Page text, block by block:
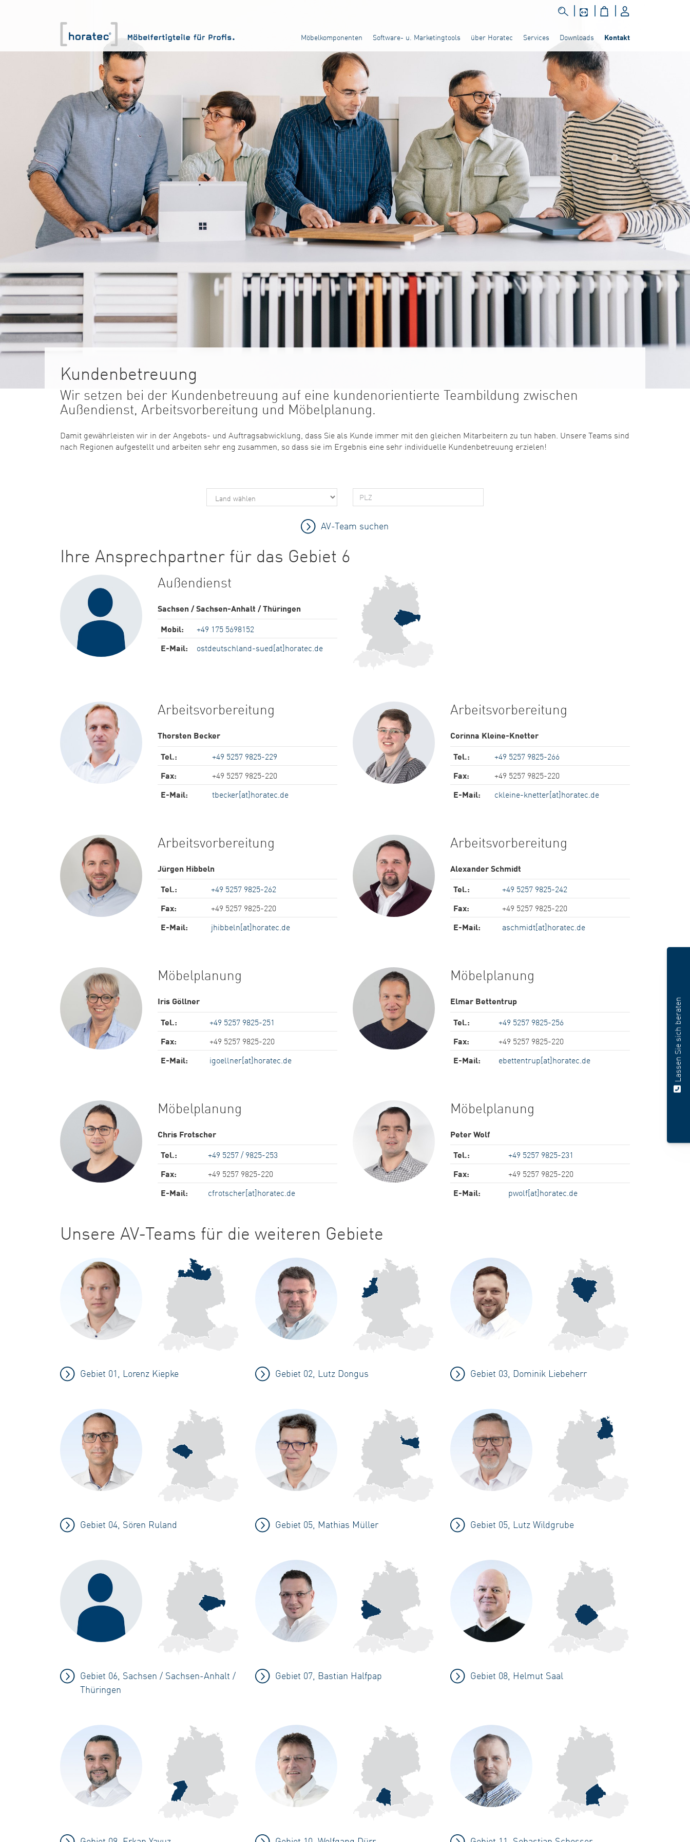
Möbelkomponenten Software- u. Marketingtools über Horatec Services Downloads Kontakt
Kundenbetreuung
Wir setzen bei der Kundenbetreuung auf eine kundenorientierte Teambildung zwischen
Außendienst, Arbeitsvorbereitung und Möbelplanung.
Damit gewährleisten wir in der Angebots- und Auftragsabwicklung, dass Sie als Kunde immer mit den gleichen Mitarbeitern zu tun haben. Unsere Teams sind
nach Regionen aufgestellt und arbeiten sehr eng zusammen, so dass sie im Ergebnis eine sehr individuelle Kundenbetreuung erzielen!
Ihre Ansprechpartner für das Gebiet 6
Außendienst
Sachsen / Sachsen-Anhalt / Thüringen
Mobil:
+49 175 5698152
E-Mail:
ostdeutschland-sued[at]horatec.de
Arbeitsvorbereitung
Thorsten Becker
Tel.:
+49 5257 9825-229
Fax:
+49 5257 9825-220
E-Mail:
tbecker[at]horatec.de
Arbeitsvorbereitung
Corinna Kleine-Knetter
Tel.:
+49 5257 9825-266
Fax:
+49 5257 9825-220
E-Mail:
ckleine-knetter[at]horatec.de
Arbeitsvorbereitung
Jürgen Hibbeln
Tel.:
+49 5257 9825-262
Fax:
+49 5257 9825-220
E-Mail:
jhibbeln[at]horatec.de
Arbeitsvorbereitung
Alexander Schmidt
Tel.:
+49 5257 9825-242
Fax:
+49 5257 9825-220
E-Mail:
aschmidt[at]horatec.de
Möbelplanung
Iris Göllner
Tel.:
+49 5257 9825-251
Fax:
+49 5257 9825-220
E-Mail:
igoellner[at]horatec.de
Möbelplanung
Elmar Bettentrup
Tel.:
+49 5257 9825-256
Fax:
+49 5257 9825-220
E-Mail:
ebettentrup[at]horatec.de
Möbelplanung
Chris Frotscher
Tel.:
+49 5257 / 9825-253
Fax:
+49 5257 9825-220
E-Mail:
cfrotscher[at]horatec.de
Möbelplanung
Peter Wolf
Tel.:
+49 5257 9825-231
Fax:
+49 5257 9825-220
E-Mail:
pwolf[at]horatec.de
Unsere AV-Teams für die weiteren Gebiete
Gebiet 01, Lorenz Kiepke Gebiet 02, Lutz Dongus Gebiet 03, Dominik Liebeherr
Gebiet 04, Sören Ruland Gebiet 05, Mathias Müller Gebiet 05, Lutz Wildgrube
Gebiet 06, Sachsen / Sachsen-Anhalt /
Thüringen
Gebiet 07, Bastian Halfpap Gebiet 08, Helmut Saal
Lassen Sie sich beraten